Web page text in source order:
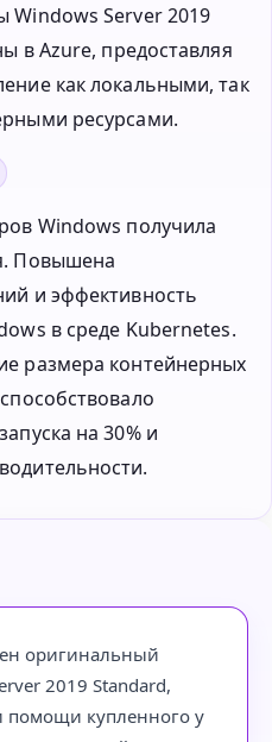
Windows Server 2019
в Azure, предоставляя
как локальными, так
ресурсами.
Windows получила
Повышена
и эффективность
в среде Kubernetes.
размера контейнерных
на 30% и
оригинальный
2019 Standard,
помощи купленного у